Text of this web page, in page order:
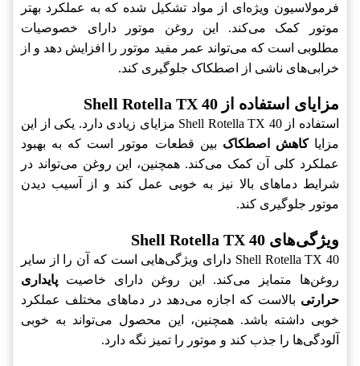
فرمولاسیون ویژه‌ای از مواد تشکیل شده که به عملکرد بهتر
موتور کمک می‌کند. این روغن موتور دارای خصوصیات
مطلوبی است که می‌تواند عمر مفید موتور را افزایش دهد و از
خرابی‌های ناشی از اصطکاک جلوگیری کند.
مزایای استفاده از Shell Rotella TX 40
استفاده از Shell Rotella TX 40 مزایای زیادی دارد. یکی از این
مزایاکاهش اصطکاک بین قطعات موتور است که به بهبود
عملکرد کلی آن کمک می‌کند. همچنین، این روغن می‌تواند در
شرایط دماهای بالا نیز به خوبی عمل کند و از آسیب دیدن
موتور جلوگیری کند.
ویژگی‌های Shell Rotella TX 40
Shell Rotella TX 40 دارای ویژگی‌هایی است که آن را از سایر
روغن‌ها متمایز می‌کند. این روغن دارای خاصیت پایداری
حرارتی بالاست که اجازه می‌دهد در دماهای مختلف عملکرد
خوبی داشته باشد. همچنین، این محصول می‌تواند به خوبی
آلودگی‌ها را جذب کند و موتور را تمیز نگه دارد.